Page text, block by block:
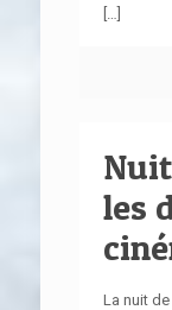
[…]
les
La nuit